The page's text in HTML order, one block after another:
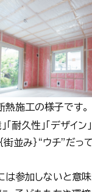
施工の様子です。
耐久性」「デザイン
｛街並み｝“ウチ”だ
は参加しないと意味